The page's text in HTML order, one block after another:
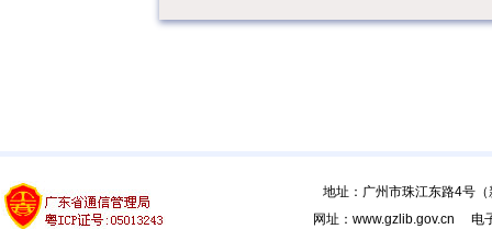
地址：广州市珠江东路4
网址：www.gzlib.gov.cn 电